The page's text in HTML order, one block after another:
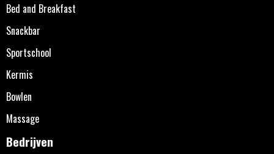
Bed and Breakfast
Snackbar
Sportschool
Kermis
Bowlen
Massage
Bedrijven